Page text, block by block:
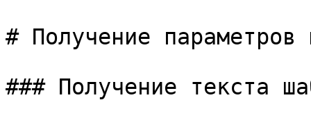
# Получение параметров
### Получение текста